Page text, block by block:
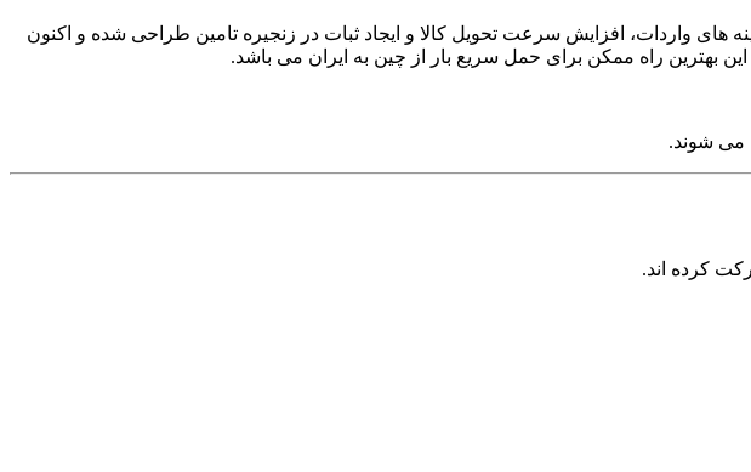
واردات، افزایش سرعت تحویل کالا و ایجاد ثبات در زنجیره تامین طراحی شده و اکنون
بهترین راه ممکن برای حمل سریع بار از چین به ایران می باشد.
می شوند.
کرده اند.